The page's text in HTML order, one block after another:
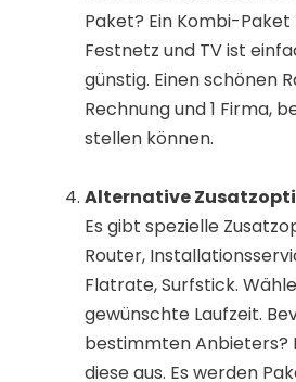
Paket? Ein Kombi-
Festnetz und TV ist
günstig. Einen schönen
Rechnung und 1 Firma,
stellen können.
Alternative
Es gibt spezielle
Router,
Flatrate, Surfstick.
gewünschte Laufzeit.
bestimmten Anbieters?
diese aus. Es werden